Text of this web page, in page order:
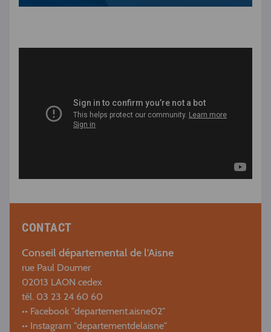
CONTACT
Conseil départemental de l'Aisne
rue Paul Doumer
02013 LAON cedex
tél. 03 23 24 60 60
•• Facebook "departement.aisne02"
•• Instagram "departementdelaisne"